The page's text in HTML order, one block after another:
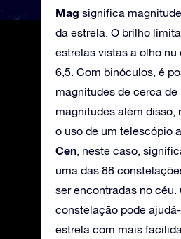
Mag significa
da estrela. O brilho
estrelas vistas a olho nu
6,5. Com binóculos, é
magnitudes de cerca de
magnitudes além disso,
o uso de um telescópio
Cen, neste caso,
uma das 88
ser encontradas no céu.
constelação pode
estrela com mais